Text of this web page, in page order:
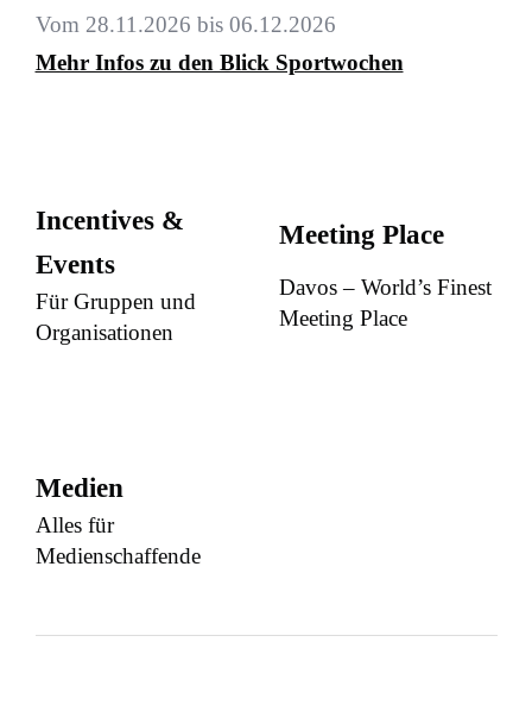
Vom 28.11.2026 bis 06.12.2026
Mehr Infos zu den Blick Sportwochen
Incentives &
Events
Für Gruppen und
Organisationen
Meeting Place
Davos – World’s Finest
Meeting Place
Medien
Alles für
Medienschaffende